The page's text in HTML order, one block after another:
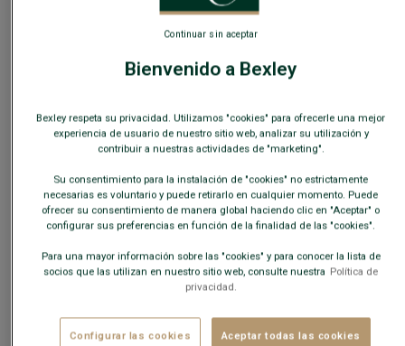
Guía de tallas
− AÑADIR A LA CESTA
Envío gratis en Españaa partir de 99€ de compra
Devoluciones gratuitas durante 30 días.
MATERIAL Y FABRICACIÓN
La camisa Cullen Manga Larga
para hombre está confeccionada
en popelina 100% algodón de doble hilo, con un acabado de tacto
Bienvenido a Bexley
Bexley respeta su privacidad. Utilizamos "cookies" para ofrecerle una mejor
experiencia de usuario de nuestro sitio web, analizar su utilización y
contribuir a nuestras actividades de "marketing".
Su consentimiento para la instalación de "cookies" no estrictamente
necesarias es voluntario y puede retirarlo en cualquier momento. Puede
ofrecer su consentimiento de manera global haciendo clic en "Aceptar" o
configurar sus preferencias en función de la finalidad de las "cookies".
Para una mayor información sobre las "cookies" y para conocer la lista de
socios que las utilizan en nuestro sitio web, consulte nuestra Política de
privacidad.
Configurar las cookies Aceptar todas las cookies
Continuar sin aceptar